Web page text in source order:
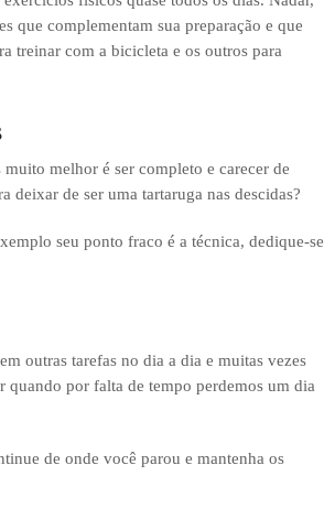
que complementam sua preparação e que
treinar com a bicicleta e os outros para
melhor é ser completo e carecer de
deixar de ser uma tartaruga nas descidas?
seu ponto fraco é a técnica, dedique-se
outras tarefas no dia a dia e muitas vezes
por falta de tempo perdemos um dia
de onde você parou e mantenha os